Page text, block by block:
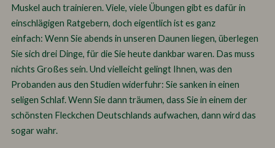
Muskel auch trainieren. Viele, viele Übungen gibt es dafür in
einschlägigen Ratgebern, doch eigentlich ist es ganz
einfach: Wenn Sie abends in unseren Daunen liegen, überlegen
Sie sich drei Dinge, für die Sie heute dankbar waren. Das muss
nichts Großes sein. Und vielleicht gelingt Ihnen, was den
Probanden aus den Studien widerfuhr: Sie sanken in einen
seligen Schlaf. Wenn Sie dann träumen, dass Sie in einem der
schönsten Fleckchen Deutschlands aufwachen, dann wird das
sogar wahr.